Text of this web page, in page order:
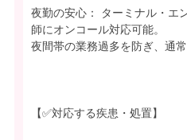
夜勤の安心： ターミナル・エ
師にオンコール対応可能。
夜間帯の業務過多を防ぎ、通
【✅対応する疾患・処置】